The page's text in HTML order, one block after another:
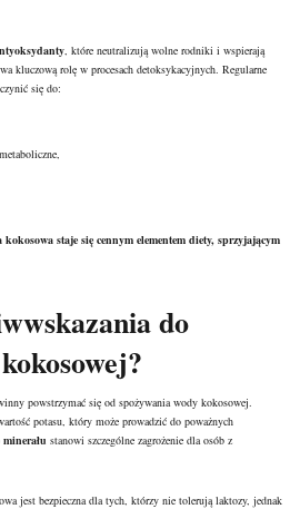
, które neutralizują wolne rodniki i wspierają
kluczową rolę w procesach detoksykacyjnych. Regularne
się do:
staje się cennym elementem diety, sprzyjającym
do
powstrzymać się od spożywania wody kokosowej.
potasu , który może prowadzić do poważnych
stanowi szczególne zagrożenie dla osób z
jest bezpieczna dla tych, którzy nie tolerują laktozy, jednak